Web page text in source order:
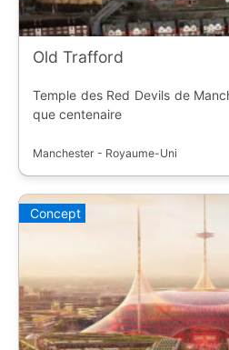
Old Trafford
Temple des Red Devils de
que centenaire
Manchester - Royaume-Uni
Concept